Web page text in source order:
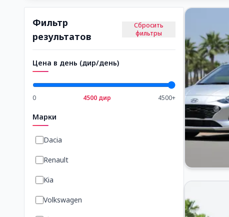
Фильтр
результатов
Сбросить
фильтры
Цена в день (дир/день)
0 4500 дир 4500+
Марки
Dacia
Renault
Kia
Volkswagen